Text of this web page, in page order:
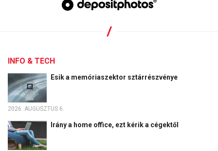
INFO & TECH
Esik a memóriaszektor sztárrészvénye
2026. AUGUSZTUS 6.
Irány a home office, ezt kérik a cégektől